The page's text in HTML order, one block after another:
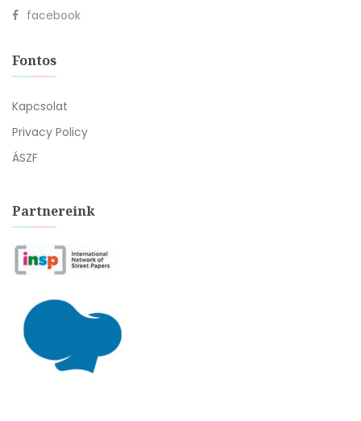
facebook
Fontos
Kapcsolat
Privacy Policy
ÁSZF
Partnereink